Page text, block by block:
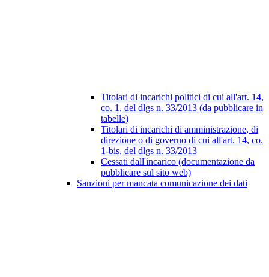
Titolari di incarichi politici di cui all'art. 14,
co. 1, del dlgs n. 33/2013 (da pubblicare in
tabelle)
Titolari di incarichi di amministrazione, di
direzione o di governo di cui all'art. 14, co.
1-bis, del dlgs n. 33/2013
Cessati dall'incarico (documentazione da
pubblicare sul sito web)
Sanzioni per mancata comunicazione dei dati